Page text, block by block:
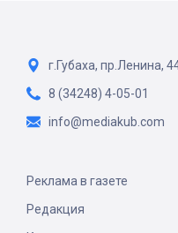
г.Губаха, пр.Ленина,
8 (34248) 4-05-01
info@mediakub.com
Реклама в газете
Редакция